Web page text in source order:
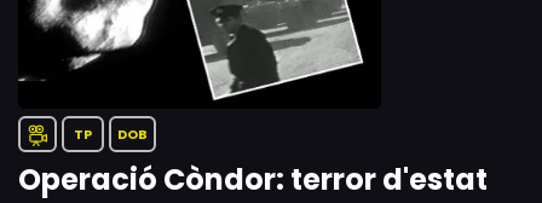
TP DOB
Operació Còndor: terror d'estat